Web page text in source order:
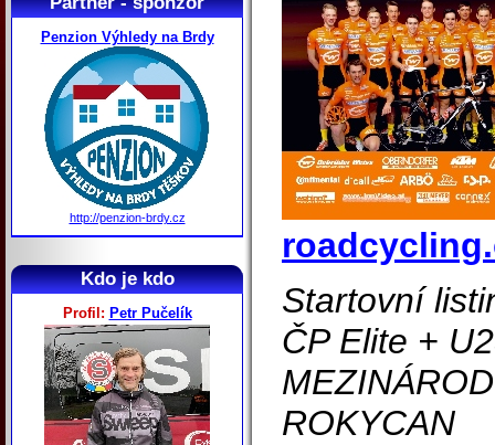
Penzion Výhledy na Brdy
http://penzion-brdy.cz
Kdo je kdo
Profil: Petr Pučelík
Startovní
ČP Elite +
ROKYCAN